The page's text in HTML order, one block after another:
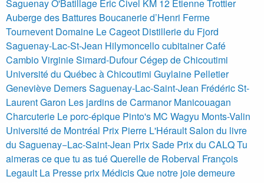
SaguenayO'Batillage Éric Civel KM 12 Étienne Trottier
Auberge des Battures Boucanerie d’Henri Ferme
Tournevent Domaine Le Cageot Distillerie du Fjord
Saguenay-Lac-St-Jean HilymoncellocubitainerCafé
CambioVirginie Simard-DufourCégep de Chicoutimi
Université du Québec à Chicoutimi Guylaine Pelletier
Geneviève DemersSaguenay-Lac-Saint-Jean Frédéric St-
Laurent Garon Les jardins de Carmanor Manicouagan
Charcuterie Le porc-épique Pinto's MC Wagyu Monts-Valin
Université de Montréal Prix Pierre L'HéraultSalon du livre
du Saguenay−Lac-Saint-Jean Prix Sade Prix du CALQTu
aimeras ce que tu as tuéQuerelle de Roberval François
Legault La Presseprix MédicisQue notre joie demeure